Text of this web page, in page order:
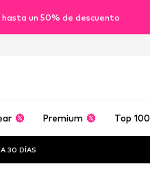
un 50% de descuento
Premium Top 100
30 DÍAS